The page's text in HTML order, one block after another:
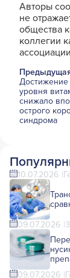
Авторы
не
общества
коллегии
Достижение
уровня
снижало
острого
синдрома
10.07.2026
09.07.2026
09.07.2026